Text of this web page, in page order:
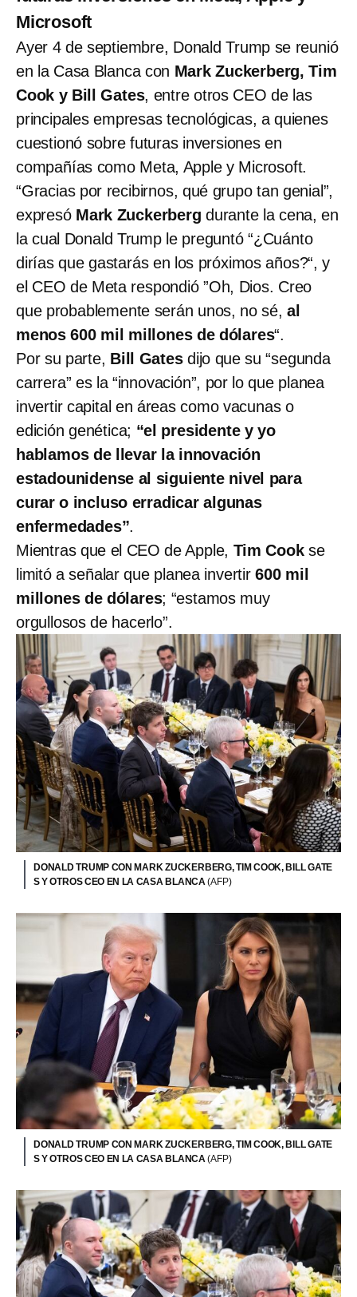
Microsoft
Ayer 4 de septiembre, Donald Trump se reunió
en la Casa Blanca con Mark Zuckerberg, Tim
Cook y Bill Gates, entre otros CEO de las
principales empresas tecnológicas, a quienes
cuestionó sobre futuras inversiones en
compañías como Meta, Apple y Microsoft.
“Gracias por recibirnos, qué grupo tan genial”,
expresó Mark Zuckerberg durante la cena, en
la cual Donald Trump le preguntó “¿Cuánto
dirías que gastarás en los próximos años?“, y
el CEO de Meta respondió ”Oh, Dios. Creo
que probablemente serán unos, no sé,al
menos 600 mil millones de dólares“.
Por su parte, Bill Gates dijo que su “segunda
carrera” es la “innovación”, por lo que planea
invertir capital en áreas como vacunas o
edición genética; “el presidente y yo
hablamos de llevar la innovación
estadounidense al siguiente nivel para
curar o incluso erradicar algunas
enfermedades”.
Mientras que el CEO de Apple, Tim Cookse
limitó a señalar que planea invertir600 mil
millones de dólares; “estamos muy
orgullosos de hacerlo”.
DONALD TRUMP CON MARK ZUCKERBERG, TIM COOK, BILL GATE
S Y OTROS CEO EN LA CASA BLANCA(AFP)
DONALD TRUMP CON MARK ZUCKERBERG, TIM COOK, BILL GATE
S Y OTROS CEO EN LA CASA BLANCA(AFP)